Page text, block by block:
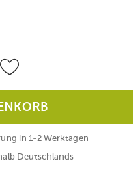
in 1-2 Werktagen
Deutschlands